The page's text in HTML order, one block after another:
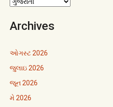
Archives
ઓગસ્ટ 2026
જુલાઇ 2026
જૂન 2026
મે 2026